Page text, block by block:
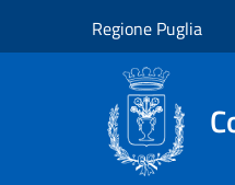
Regione Puglia